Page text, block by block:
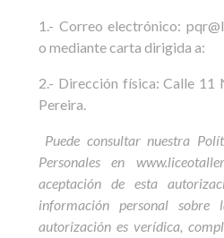
1.- Correo electrónico:
o mediante carta dirigida a:
2.- Dirección física: Calle 11
Pereira.
Puede consultar nuestra
Personales en
aceptación de esta
información personal
autorización es verídica,